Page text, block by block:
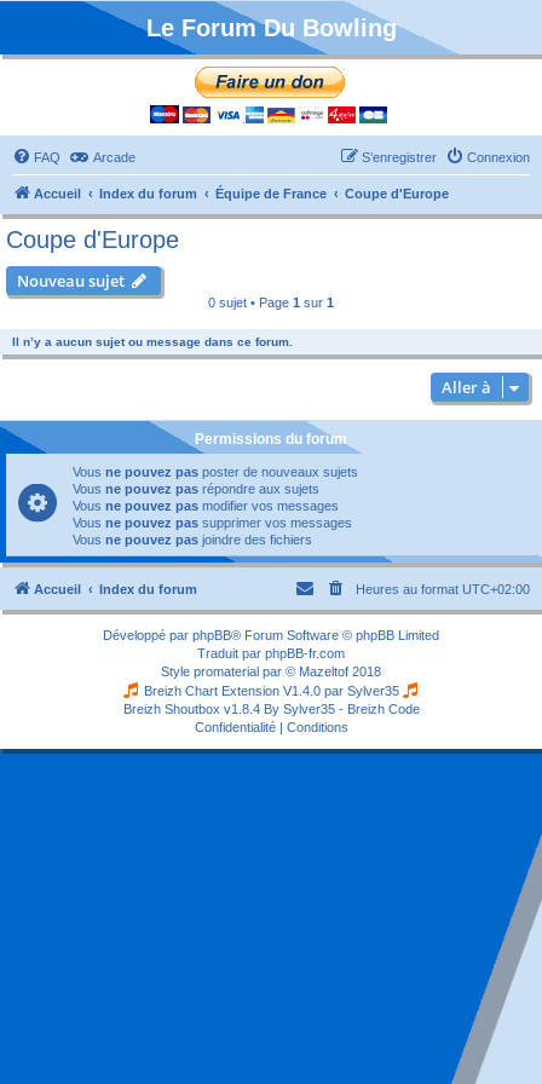
Le Forum Du Bowling
FAQ Arcade Connexion
S’enregistrer
Accueil Index du forum Équipe de France Coupe d'Europe
Coupe d'Europe
Nouveau sujet
0 sujet • Page 1 sur 1
Il n’y a aucun sujet ou message dans ce forum.
Aller à
Permissions du forum
Vous ne pouvez pas poster de nouveaux sujets
Vous ne pouvez pas répondre aux sujets
Vous ne pouvez pas modifier vos messages
Vous ne pouvez pas supprimer vos messages
Vous ne pouvez pas joindre des fichiers
Accueil Index du forum Heures au format UTC+02:00
Développé par phpBB® Forum Software © phpBB Limited
Traduit par phpBB-fr.com
Style promaterial par © Mazeltof 2018
Breizh Chart Extension V1.4.0 par Sylver35
Breizh Shoutbox v1.8.4 By Sylver35 - Breizh Code
Confidentialité| Conditions